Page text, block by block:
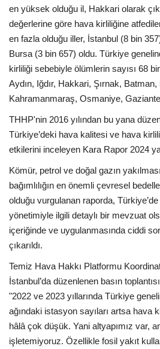
en yüksek olduğu il, Hakkari olarak
değerlerine göre hava kirliliğine
en fazla olduğu iller, İstanbul (8 bin
Bursa (3 bin 657) oldu. Türkiye
kirliliği sebebiyle ölümlerin sayısı 68
Aydın, Iğdır, Hakkari, Şırnak,
Kahramanmaraş, Osmaniye,
THHP'nin 2016 yılından bu yana
Türkiye’deki hava kalitesi ve hava
etkilerini inceleyen Kara Rapor 2024
Kömür, petrol ve doğal gazın
bağımlılığın en önemli çevresel
olduğu vurgulanan raporda,
yönetimiyle ilgili detaylı bir mevzuat
içeriğinde ve uygulanmasında ciddi
çıkarıldı.
Temiz Hava Hakkı Platformu
İstanbul’da düzenlenen basın
"2022 ve 2023 yıllarında Türkiye
ağındaki istasyon sayıları artsa hava
hâlâ çok düşük. Yani altyapımız var,
işletemiyoruz. Özellikle fosil yakıt